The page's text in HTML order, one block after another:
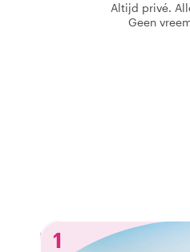
Altijd privé.
Geen
1